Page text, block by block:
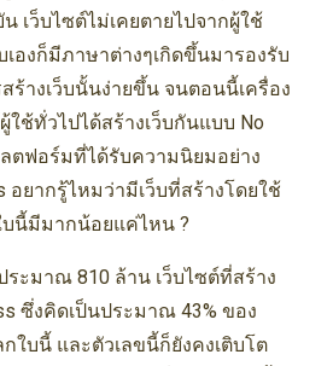
เว็บไซต์ไม่เคยตายไปจากผู้ใช้
เองก็มีภาษาต่างๆเกิดขึ้นมารองรับ
ร้างเว็บนั้นง่ายขึ้น จนตอนนี้เครื่อง
ช้ทั่วไปได้สร้างเว็บกันแบบ No
ตฟอร์มที่ได้รับความนิยมอย่าง
อยากรู้ไหมว่ามีเว็บที่สร้างโดยใช้
บนี้มีมากน้อยแค่ไหน ?
ระมาณ 810 ล้าน เว็บไซต์ที่สร้าง
ซึ่งคิดเป็นประมาณ 43% ของ
ใบนี้ และตัวเลขนี้ก็ยังคงเติบโต